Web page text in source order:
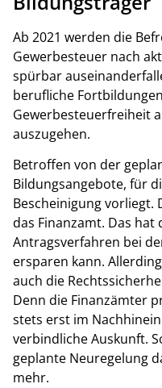
Ab 2021 werden die
Gewerbesteuer nach
spürbar
berufliche
Gewerbesteuerfreiheit
auszugehen.
Betroffen von der
Bildungsangebote, für
Bescheinigung vorliegt.
das Finanzamt. Das hat
Antragsverfahren bei
ersparen kann.
auch die
Denn die Finanzämter
stets erst im
verbindliche Auskunft.
geplante Neuregelung
mehr.